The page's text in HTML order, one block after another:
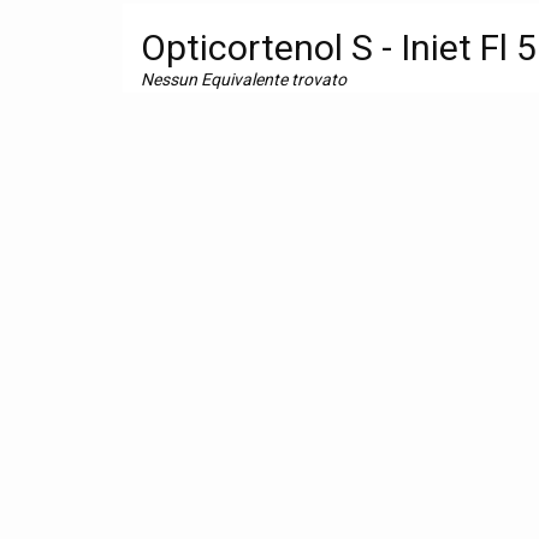
Opticortenol S - Iniet Fl
Nessun Equivalente trovato